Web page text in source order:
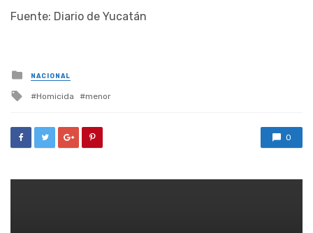
Fuente: Diario de Yucatán
Posted
in
NACIONAL
Tagged
Homicida menor
0